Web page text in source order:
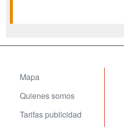
Mapa
Quienes somos
Tarifas publicidad